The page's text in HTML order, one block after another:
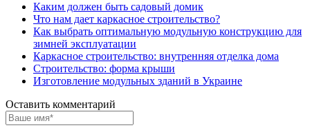
Каким должен быть садовый домик
Что нам дает каркасное строительство?
Как выбрать оптимальную модульную конструкцию для
зимней эксплуатации
Каркасное строительство: внутренняя отделка дома
Строительство: форма крыши
Изготовление модульных зданий в Украине
Оставить комментарий